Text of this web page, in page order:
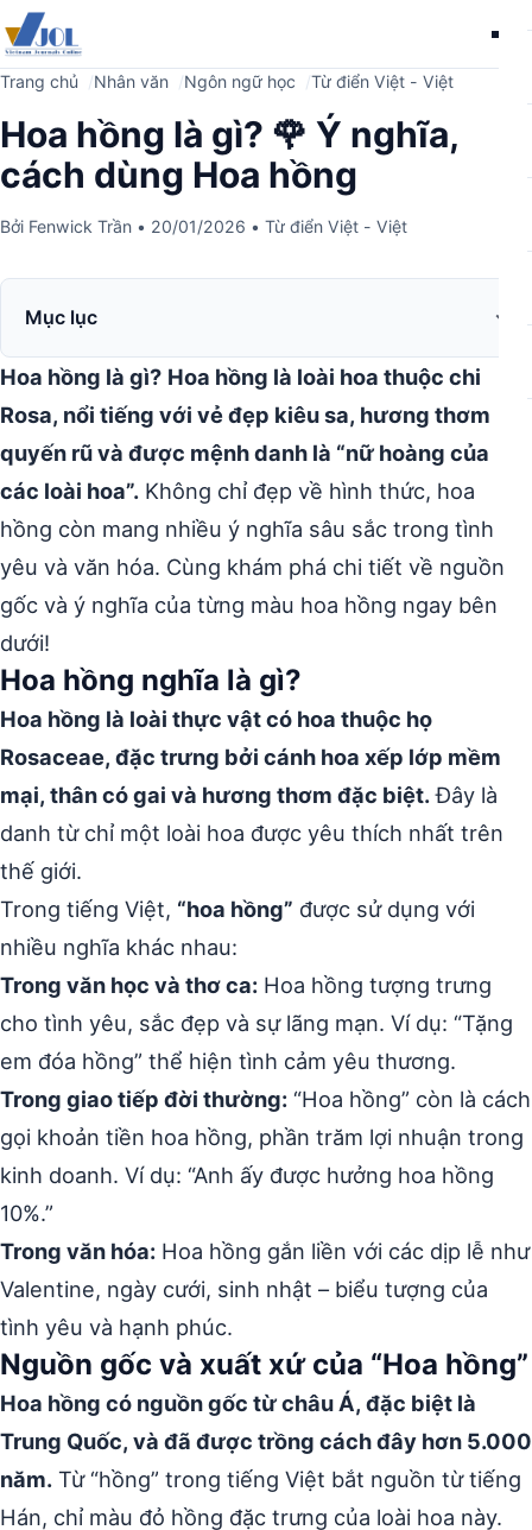
Trang chủ Nhân văn Ngôn ngữ học Từ điển Việt - Việt
Hoa hồng là gì? 🌹 Ý nghĩa,
cách dùng Hoa hồng
Bởi Fenwick Trần • 20/01/2026 • Từ điển Việt - Việt
Mục lục
Hoa hồng là gì? Hoa hồng là loài hoa thuộc chi
Rosa, nổi tiếng với vẻ đẹp kiêu sa, hương thơm
quyến rũ và được mệnh danh là “nữ hoàng của
các loài hoa”. Không chỉ đẹp về hình thức, hoa
hồng còn mang nhiều ý nghĩa sâu sắc trong tình
yêu và văn hóa. Cùng khám phá chi tiết về nguồn
gốc và ý nghĩa của từng màu hoa hồng ngay bên
dưới!
Hoa hồng nghĩa là gì?
Hoa hồng là loài thực vật có hoa thuộc họ
Rosaceae, đặc trưng bởi cánh hoa xếp lớp mềm
mại, thân có gai và hương thơm đặc biệt.Đây là
danh từ chỉ một loài hoa được yêu thích nhất trên
thế giới.
Trong tiếng Việt, “hoa hồng” được sử dụng với
nhiều nghĩa khác nhau:
Trong văn học và thơ ca: Hoa hồng tượng trưng
cho tình yêu, sắc đẹp và sự lãng mạn. Ví dụ: “Tặng
em đóa hồng” thể hiện tình cảm yêu thương.
Trong giao tiếp đời thường: “Hoa hồng” còn là cách
gọi khoản tiền hoa hồng, phần trăm lợi nhuận trong
kinh doanh. Ví dụ: “Anh ấy được hưởng hoa hồng
10%.”
Trong văn hóa: Hoa hồng gắn liền với các dịp lễ như
Valentine, ngày cưới, sinh nhật – biểu tượng của
tình yêu và hạnh phúc.
Nguồn gốc và xuất xứ của “Hoa hồng”
Hoa hồng có nguồn gốc từ châu Á, đặc biệt là
Trung Quốc, và đã được trồng cách đây hơn 5.000
năm. Từ “hồng” trong tiếng Việt bắt nguồn từ tiếng
Hán, chỉ màu đỏ hồng đặc trưng của loài hoa này.